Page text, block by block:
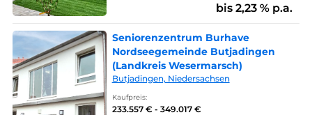
bis 2,23 % p.a.
Seniorenzentrum Burhave
Nordseegemeinde Butjadingen
(Landkreis Wesermarsch)
Butjadingen, Niedersachsen
Kaufpreis:
233.557 € - 349.017 €